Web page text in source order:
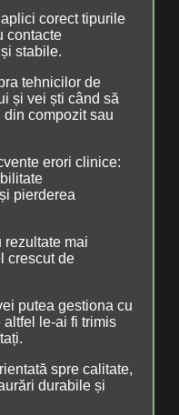
corect tipurile
contacte
stabile.
tehnicilor de
și vei ști când să
compozit sau
erori clinice:
pierderea
rezultate mai
crescut de
putea gestiona cu
le-ai fi trimis
spre calitate,
durabile și